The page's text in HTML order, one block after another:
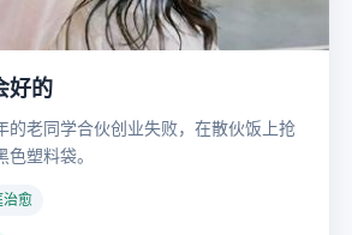
好的
的老同学合伙创业失败，在散伙饭上抢
塑料袋。
治愈